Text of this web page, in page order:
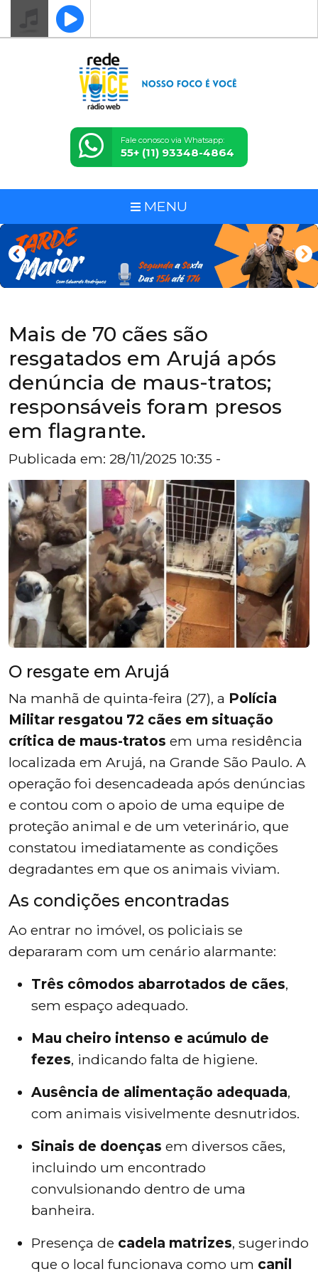
Fale conosco via Whatsapp:
55+ (11) 93348-4864
MENU
Mais de 70 cães são
resgatados em Arujá após
denúncia de maus-tratos;
responsáveis foram presos
em flagrante.
Publicada em: 28/11/2025 10:35 -
O resgate em Arujá
Na manhã de quinta-feira (27), a Polícia
Militar resgatou 72 cães em situação
crítica de maus-tratos em uma residência
localizada em Arujá, na Grande São Paulo. A
operação foi desencadeada após denúncias
e contou com o apoio de uma equipe de
proteção animal e de um veterinário, que
constatou imediatamente as condições
degradantes em que os animais viviam.
As condições encontradas
Ao entrar no imóvel, os policiais se
depararam com um cenário alarmante:
Três cômodos abarrotados de cães,
sem espaço adequado.
Mau cheiro intenso e acúmulo de
fezes, indicando falta de higiene.
Ausência de alimentação adequada,
com animais visivelmente desnutridos.
Sinais de doenças em diversos cães,
incluindo um encontrado
convulsionando dentro de uma
banheira.
Presença de cadela matrizes, sugerindo
que o local funcionava como um canil